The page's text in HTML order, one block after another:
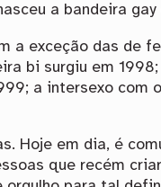
a bandeira gay
a exceção das de
bi surgiu em
a intersexo com
Hoje em dia, é
que recém